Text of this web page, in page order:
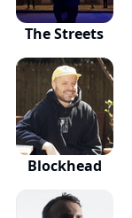
The Streets
Blockhead